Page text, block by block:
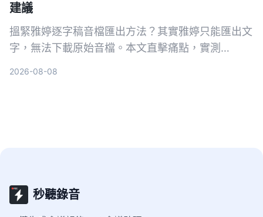
建議
搵緊雅婷逐字稿音檔匯出方法？其實雅婷只能匯出文
字，無法下載原始音檔。本文直擊痛點，實測
2026-08-08
秒聽錄音